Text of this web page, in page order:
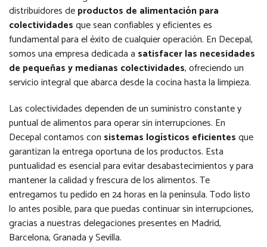
distribuidores deproductos de alimentación para
colectividadesque sean confiables y eficientes es
fundamental para el éxito de cualquier operación. En Decepal,
somos una empresa dedicada a satisfacer las necesidades
de pequeñas y medianas colectividades, ofreciendo un
servicio integral que abarca desde la cocina hasta la limpieza.
Las colectividades dependen de un suministro constante y
puntual de alimentos para operar sin interrupciones. En
Decepal contamos con sistemas logísticos eficientesque
garantizan la entrega oportuna de los productos. Esta
puntualidad es esencial para evitar desabastecimientos y para
mantener la calidad y frescura de los alimentos. Te
entregamos tu pedido en 24 horas en la península. Todo listo
lo antes posible, para que puedas continuar sin interrupciones,
gracias a nuestras delegaciones presentes en Madrid,
Barcelona, Granada y Sevilla.